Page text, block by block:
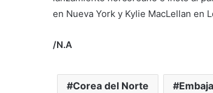
en Nueva York y Kylie MacLellan en
/N.A
Corea del Norte